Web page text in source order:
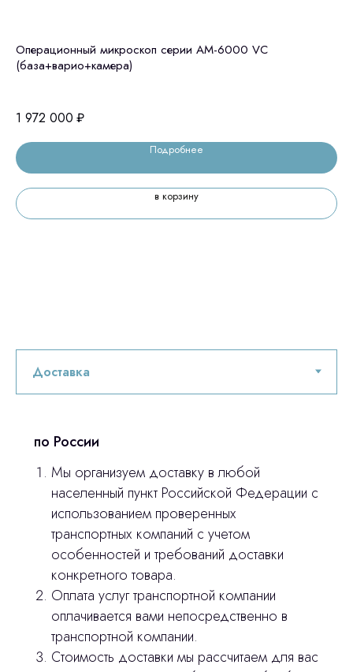
Операционный микроскоп серии АМ-6000 VC
(база+варио+камера)
1 972 000 ₽
Подробнее
в корзину
по России
Мы организуем доставку в любой
населенный пункт Российской Федерации с
использованием проверенных
транспортных компаний с учетом
особенностей и требований доставки
конкретного товара.
Оплата услуг транспортной компании
оплачивается вами непосредственно в
транспортной компании.
Стоимость доставки мы рассчитаем для вас
Остались вопросы
оставьте контакты, мы свяжемся и
ответим на все вопросы
© 2024 ЛС Дентал Групп
Главная